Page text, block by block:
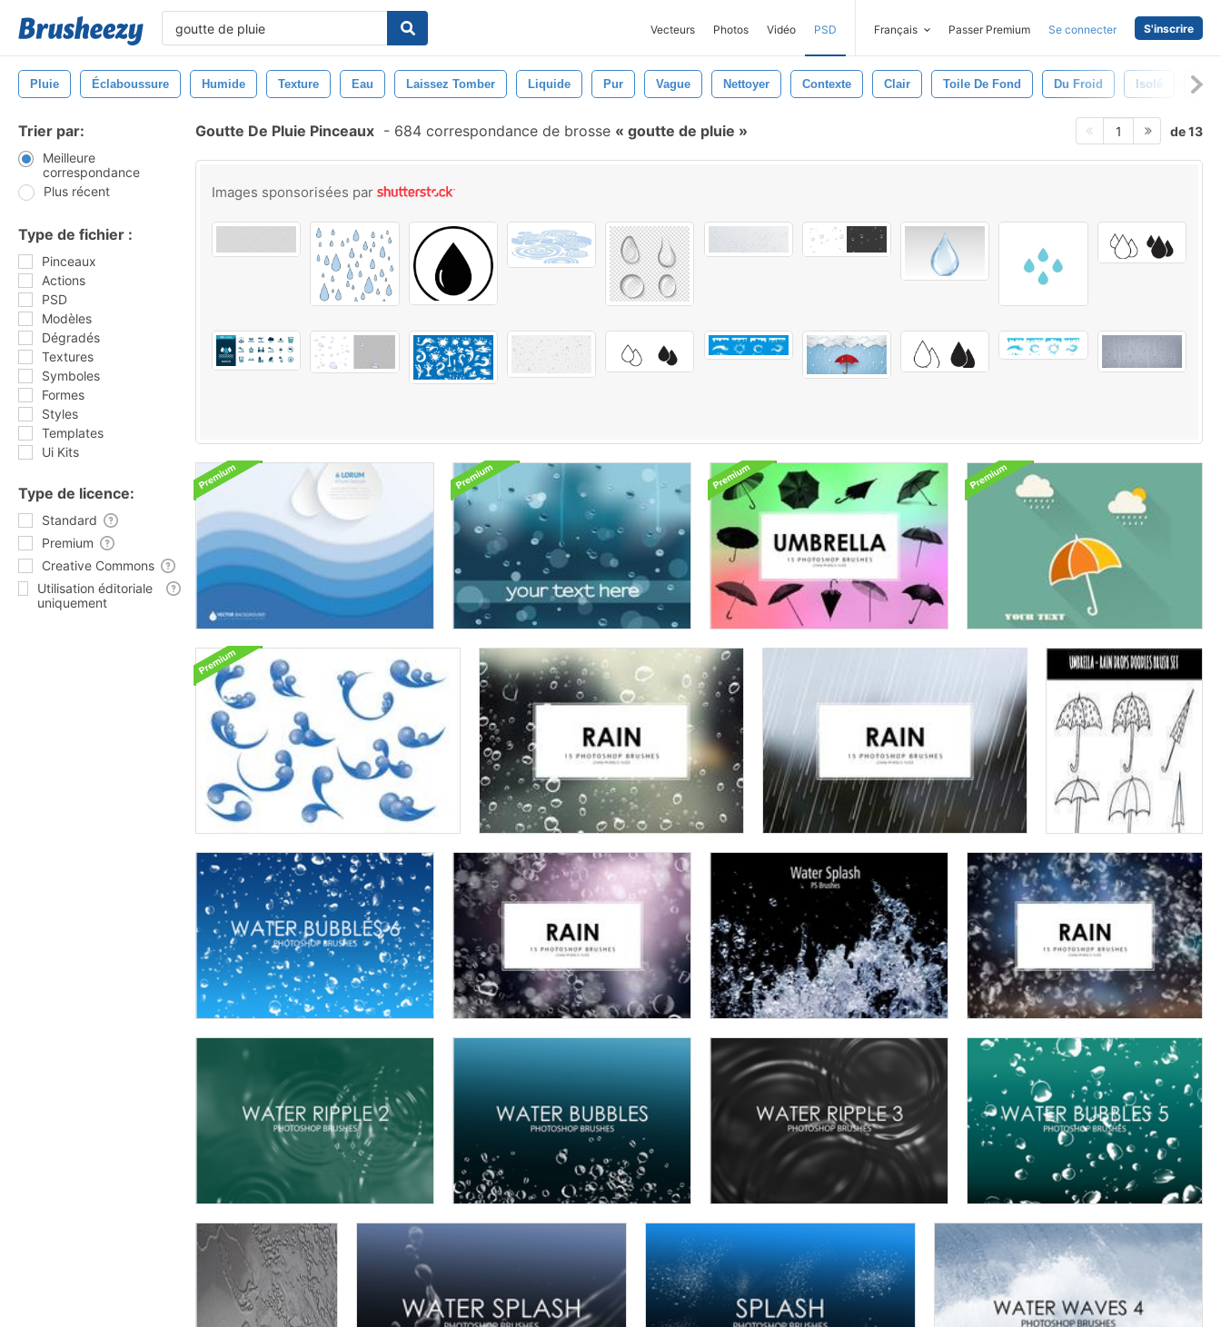
Vecteurs Photos Vidéo PSD Français Passer Premium Se connecter S'inscrire
Pluie Éclaboussure Humide Texture Eau Laissez Tomber Liquide Pur Vague Nettoyer Contexte Clair Toile De Fond Du Froid Isolé
Trier par:
Meilleure
correspondance
Plus récent
Type de fichier :
Pinceaux
Actions
PSD
Modèles
Dégradés
Textures
Symboles
Formes
Styles
Templates
Ui Kits
Type de licence:
Standard
Premium
Creative Commons
Utilisation éditoriale
uniquement
Goutte De Pluie Pinceaux - 684 correspondance de brosse goutte de pluie 1 de 13
Images sponsorisées par